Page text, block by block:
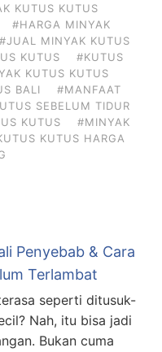
KUTUS KUTUS
#HARGA MINYAK
#JUAL MINYAK KUTUS
KUTUS
#KUTUS
KUTUS KUTUS
BALI
#MANFAAT
SEBELUM TIDUR
KUTUS
#MINYAK
KUTUS HARGA
Penyebab & Cara
Terlambat
seperti ditusuk-
Nah, itu bisa jadi
Bukan cuma